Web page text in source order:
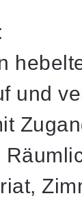
und